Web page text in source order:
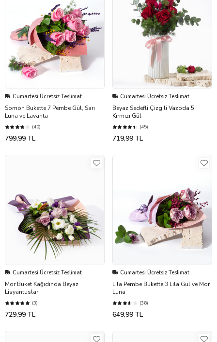
Cumartesi Ücretsiz Teslimat
Somon Bukette 7 Pembe Gül, Sarı
Luna ve Lavanta
(40)
799,99 TL
Cumartesi Ücretsiz Teslimat
Beyaz Sedefli Çizgili Vazoda 5
Kırmızı Gül
(45)
719,99 TL
Cumartesi Ücretsiz Teslimat
Mor Buket Kağıdında Beyaz
Lisyantuslar
(3)
729,99 TL
Cumartesi Ücretsiz Teslimat
Lila Pembe Bukette 3 Lila Gül ve Mor
Luna
(38)
649,99 TL